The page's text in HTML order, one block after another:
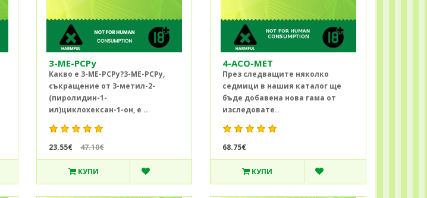
3-ME-PCPy
Какво е 3-ME-PCPy?3-ME-PCPy,
съкращение от 3-метил-2-
(пиролидин-1-
ил)циклохексан-1-он, е ..
23.55€ 47.10€
КУПИ
4-ACO-MET
През следващите няколко
седмици в нашия каталог ще
бъде добавена нова гама от
изследовате..
68.75€
КУПИ